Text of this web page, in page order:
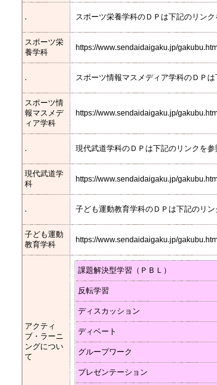
. スポーツ栄養学科のＤＰは下記のリン
スポーツ栄
養学科
https://www.sendaidaigaku.jp/
. スポーツ情報マスメディア学科のＤＰ
スポーツ情
報マスメデ
ィア学科
https://www.sendaidaigaku.jp/
. 現代武道学科のＤＰは下記のリンクを
現代武道学
科
https://www.sendaidaigaku.jp/
. 子ども運動教育学科のＤＰは下記のリ
子ども運動
教育学科
https://www.sendaidaigaku.jp/
アクティ
ブ・ラーニ
ングについ
て
課題解決型学習（ＰＢＬ）
反転学習
ディスカッション
ディベート
グループワーク
プレゼンテーション